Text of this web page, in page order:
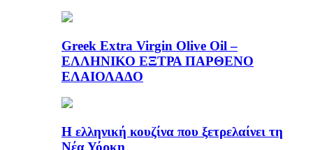
Greek Extra Virgin Olive Oil –
ΕΛΛΗΝΙΚΟ ΕΞΤΡΑ ΠΑΡΘΕΝΟ
ΕΛΑΙΟΛΑΔΟ
Η ελληνική κουζίνα που ξετρελαίνει τη
Νέα Υόρκη